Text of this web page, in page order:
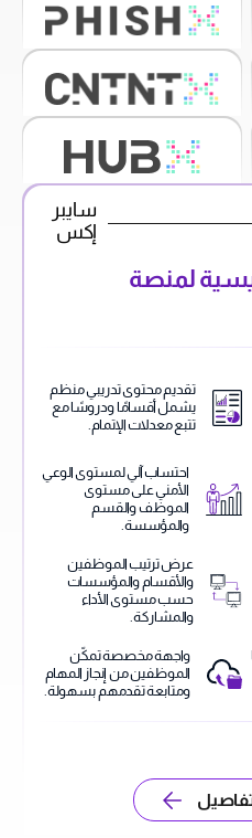
سايبر
إكس
لمنصة
تقديم محتوى تدريبي منظم
يشمل أقسامًا ودروسًا مع
تتبع معدلات الإتمام.
احتساب آلي لمستوى الوعي
الأمني على مستوى
الموظف والقسم
والمؤسسة.
عرض ترتيب الموظفين
والأقسام والمؤسسات
حسب مستوى الأداء
والمشاركة.
واجهة مخصصة تمكّن
الموظفين من إنجاز المهام
ومتابعة تقدمهم بسهولة.